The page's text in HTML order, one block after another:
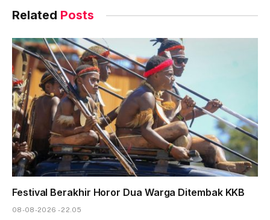
Related Posts
Festival Berakhir Horor Dua Warga Ditembak KKB
08-08-2026 - 22.05